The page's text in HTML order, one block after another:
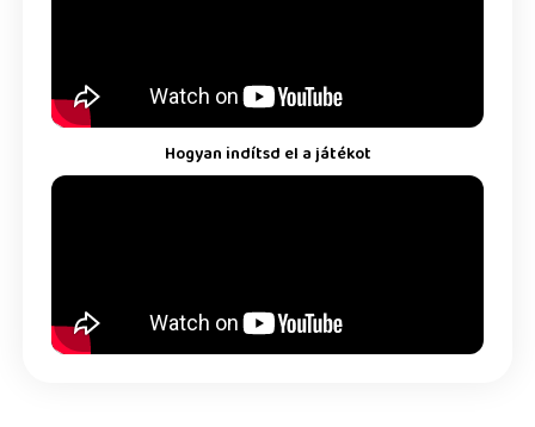
Hogyan indítsd el a játékot